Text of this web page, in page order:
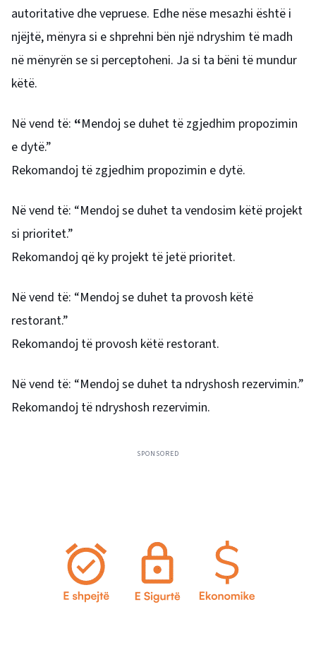
autoritative dhe vepruese. Edhe nëse mesazhi është i
njëjtë, mënyra si e shprehni bën një ndryshim të madh
në mënyrën se si perceptoheni. Ja si ta bëni të mundur
këtë.
Në vend të: “Mendoj se duhet të zgjedhim propozimin
e dytë.”
Rekomandoj të zgjedhim propozimin e dytë.
Në vend të: “Mendoj se duhet ta vendosim këtë projekt
si prioritet.”
Rekomandoj që ky projekt të jetë prioritet.
Në vend të: “Mendoj se duhet ta provosh këtë
restorant.”
Rekomandoj të provosh këtë restorant.
Në vend të: “Mendoj se duhet ta ndryshosh rezervimin.”
Rekomandoj të ndryshosh rezervimin.
SPONSORED